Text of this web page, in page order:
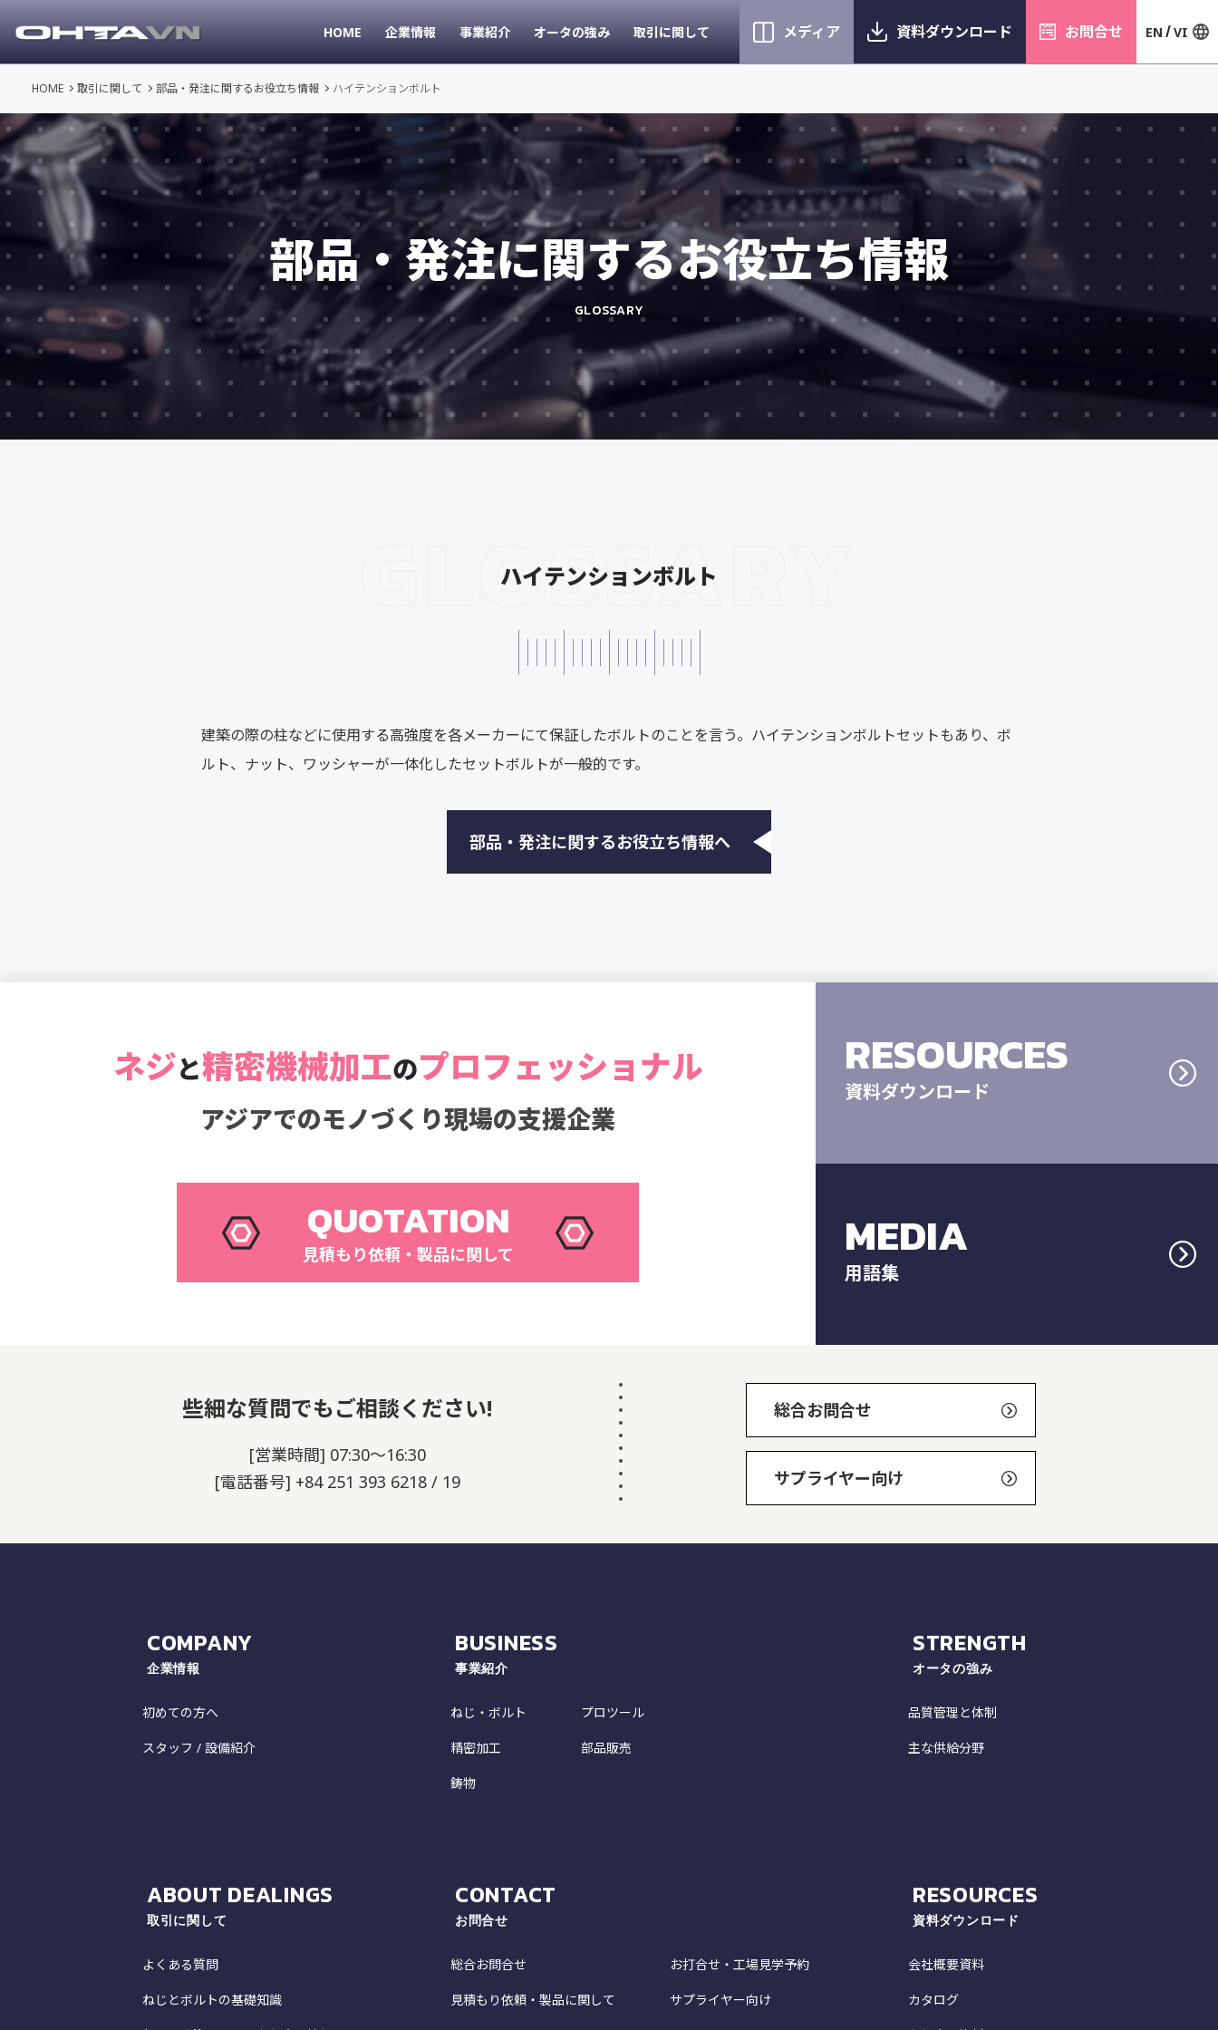
HOME 企業情報 事業紹介 オータの強み 取引に関して メディア 資料ダウンロード お問合せ EN VI
HOME 取引に関して 部品・発注に関するお役立ち情報 ハイテンションボルト
部品・発注に関するお役立ち情報
GLOSSARY
GLOSSARY
ハイテンションボルト
建築の際の柱などに使用する高強度を各メーカーにて保証したボルトのことを言う。ハイテンションボルトセットもあり、ボ
ルト、ナット、ワッシャーが一体化したセットボルトが一般的です。
部品・発注に関するお役立ち情報へ
ネジと精密機械加工のプロフェッショナル
アジアでのモノづくり現場の支援企業
QUOTATION
見積もり依頼・製品に関して
RESOURCES
資料ダウンロード
MEDIA
用語集
些細な質問でもご相談ください!
[営業時間] 07:30～16:30
[電話番号] +84 251 393 6218 / 19
総合お問合せ
サプライヤー向け
COMPANY
企業情報
初めての方へ
スタッフ / 設備紹介
BUSINESS
事業紹介
ねじ・ボルト
精密加工
鋳物
プロツール
部品販売
STRENGTH
オータの強み
品質管理と体制
主な供給分野
ABOUT DEALINGS
取引に関して
よくある質問
ねじとボルトの基礎知識
CONTACT
お問合せ
総合お問合せ
見積もり依頼・製品に関して
お打合せ・工場見学予約
サプライヤー向け
RESOURCES
資料ダウンロード
会社概要資料
カタログ